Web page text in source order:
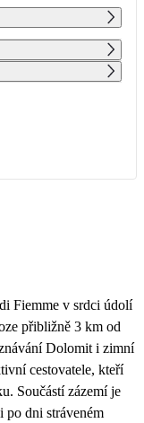
4 5 6
11 12 13
25 26 27
Fiemme v srdci údolí
přibližně 3 km od
Dolomit i zimní
cestovatele, kteří
Součástí zázemí je
po dni stráveném